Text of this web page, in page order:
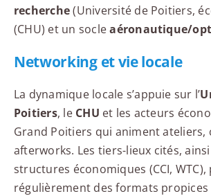
recherche(Université de Poitiers,
(CHU) et un socleaéronautique/
Networking et vie locale
La dynamique locale s’appuie sur l’
Poitiers, le CHU et les acteurs
Grand Poitiers qui animent ateliers,
afterworks. Les tiers-lieux cités,
structures économiques (CCI,
régulièrement des formats propices